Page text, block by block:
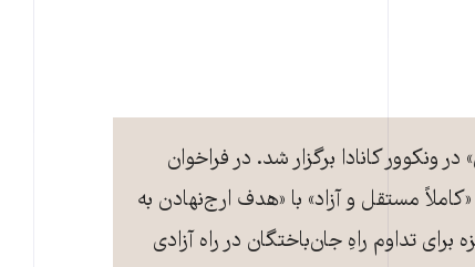
ونکوور کانادا برگزار شد. در فراخوان
مستقل و آزاد» با «هدف ارج‌نهادن به
تداوم راهِ جان‌باختگان در راه آزادی